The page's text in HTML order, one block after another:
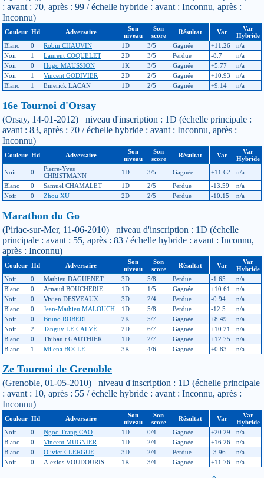
: avant : 70, après : 99 / échelle hybride : avant : Inconnu, après :
Inconnu)
Couleur Hd Adversaire
Son
niveau
Son
score
Résultat Var
Var
Hybride
Blanc
0 Robin CHAUVIN 1D 3/5 Gagnée +11.26
n/a
Noir
1 Laurent COQUELET 2D 3/5 Perdue -8.7
n/a
Noir
0 Hugo MAUSSION 1K 3/5 Gagnée +5.77
n/a
Noir
1 Vincent GODIVIER 2D 2/5 Gagnée +10.93
n/a
Blanc
1 Emerick LACAN 1D 2/5 Gagnée +9.14 n/a
16e Tournoi d'Orsay
(Orsay, 14-01-2012) niveau d'inscription : 1D (échelle principale :
avant : 83, après : 70 / échelle hybride : avant : Inconnu, après :
Inconnu)
Couleur Hd Adversaire
Son
niveau
Son
score
Résultat Var
Var
Hybride
Noir
0
Pierre-Yves
CHRISTMANN
1D 3/5 Gagnée +11.62
n/a
Blanc
0 Samuel CHAMALET 1D 2/5 Perdue -13.59
n/a
Noir
0 Zhou XU 2D 2/5 Perdue -10.15 n/a
Marathon du Go
(Piriac-sur-Mer, 11-06-2010) niveau d'inscription : 1D (échelle
principale : avant : 55, après : 83 / échelle hybride : avant : Inconnu,
après : Inconnu)
Couleur Hd Adversaire
Son
niveau
Son
score
Résultat Var
Var
Hybride
Noir
0 Mathieu DAGUENET 3D 5/8 Perdue -1.65
n/a
Blanc
0 Arnaud BOUCHERIE 1D 1/5 Gagnée +10.61
n/a
Noir
0 Vivien DESVEAUX 3D 2/4 Perdue -0.94
n/a
Blanc
0 Jean-Mathieu MALOUCH 1D 5/8 Perdue -12.5
n/a
Noir
0 Bruno ROBERT 2K 5/7 Gagnée +8.49
n/a
Noir
2 Tanguy LE CALVÉ 2D 6/7 Gagnée +10.21
n/a
Blanc
0 Thibault GAUTHIER 1D 2/7 Gagnée +12.75
n/a
Blanc
1 Milena BOCLE 3K 4/6 Gagnée +0.83 n/a
Ze Tournoi de Grenoble
(Grenoble, 01-05-2010) niveau d'inscription : 1D (échelle principale
: avant : 10, après : 55 / échelle hybride : avant : Inconnu, après :
Inconnu)
Couleur Hd Adversaire
Son
niveau
Son
score
Résultat Var
Var
Hybride
Noir
0 Ngoc-Trang CAO 1D 0/4 Gagnée +20.29
n/a
Blanc
0 Vincent MUGNIER 1D 2/4 Gagnée +16.26
n/a
Blanc
0 Olivier CLERGUE 3D 2/4 Perdue -3.96
n/a
Noir
0 Alexios VOUDOURIS 1K 3/4 Gagnée +11.76 n/a